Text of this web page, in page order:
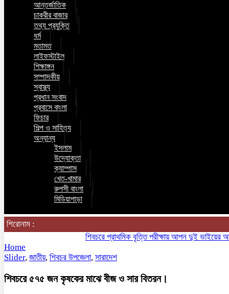
আন্তর্জাতিক
চাকরীর বাজার
তথ্য প্রযুক্তি
ধর্ম
মতামত
লাইফস্টাইল
শিক্ষাঙ্গন
সম্পাদকীয়
স্বাস্থ্য
প্রধান সংবাদ
প্রবাসে বাংলা
ফিচার
শিল্প ও সাহিত্য
অন্যান্য
ইসলাম
উদ্যোক্তা
ক্যাম্পাস
খেত-খামার
রুপসী বাংলা
মিডিয়াপাড়া
শিরোনাম :
শিবচরে প্রাথমিক বৃত্তি পরীক্ষায় আপন দুই ভাইয়ের অনন্য
Home
Slider, জাতীয়, শিবচর উপজেলা, সারাদেশ
শিবচরে ৫৭৫ জন কৃষকের মাঝে বীজ ও সার বিতরন।